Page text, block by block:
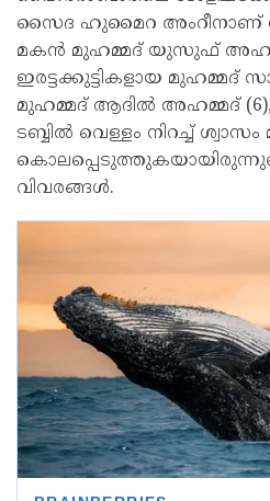
സൈദ ഹുമൈറ അംറീനാണ്
മകൻ മുഹമ്മദ് യുസുഫ്
ഇരട്ടക്കുട്ടികളായ മുഹമ്മദ്
മുഹമ്മദ് ആദിൽ അഹമ്മദ്
ടബ്ബിൽ വെള്ളം നിറച്ച് ശ്വാസം
വിവരങ്ങൾ.